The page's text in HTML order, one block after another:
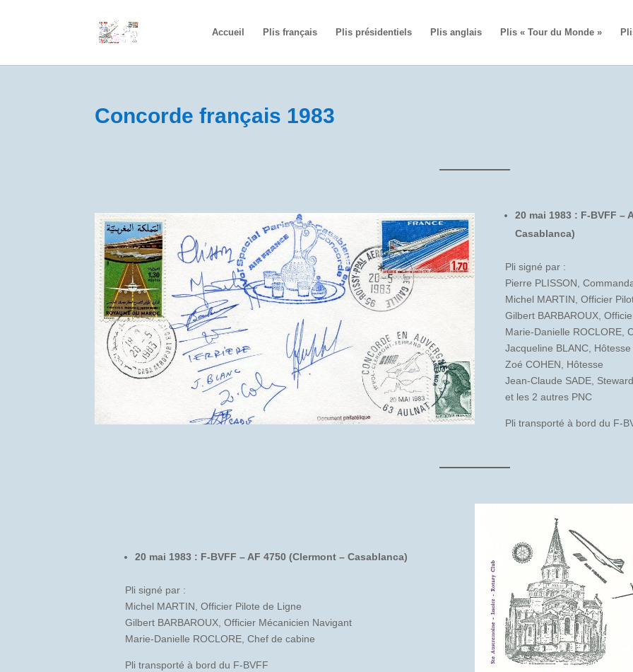
Accueil Plis français Plis présidentiels Plis anglais Plis « Tour du Monde »
Concorde français 1983
20 mai 1983 : F-BVFF –
Casablanca)
Pli signé par :
Pierre PLISSON,
Michel MARTIN, Officier
Gilbert BARBAROUX,
Marie-Danielle ROCLORE,
Jacqueline BLANC, Hôtesse
Zoé COHEN, Hôtesse
Jean-Claude SADE, Steward
et les 2 autres PNC
Pli transporté à bord du F-
20 mai 1983 : F-BVFF – AF 4750 (Clermont – Casablanca)
Pli signé par :
Michel MARTIN, Officier Pilote de Ligne
Gilbert BARBAROUX, Officier Mécanicien Navigant
Marie-Danielle ROCLORE, Chef de cabine
Pli transporté à bord du F-BVFF